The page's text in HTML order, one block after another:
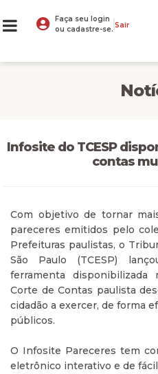
Faça seu login
ou cadastre-se. Sair
Infosite do TCESP
contas
Com objetivo de tornar
pareceres emitidos pelo
Prefeituras paulistas, o
São Paulo (TCESP)
ferramenta
Corte de Contas paulista
cidadão a exercer, de forma
públicos.
O Infosite Pareceres tem
eletrônico interativo e de